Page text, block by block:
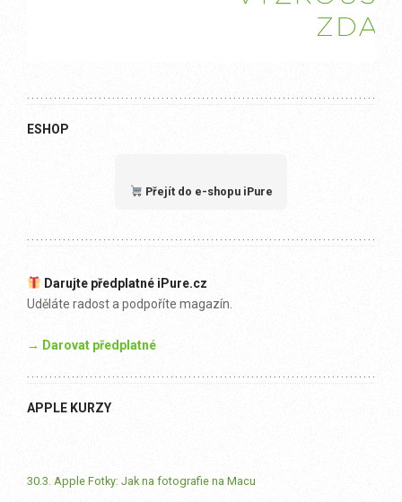
ESHOP
Přejít do e-shopu iPure
Darujte předplatné iPure.cz
Uděláte radost a podpoříte magazín.
→ Darovat předplatné
APPLE KURZY
30.3. Apple Fotky: Jak na fotografie na Macu